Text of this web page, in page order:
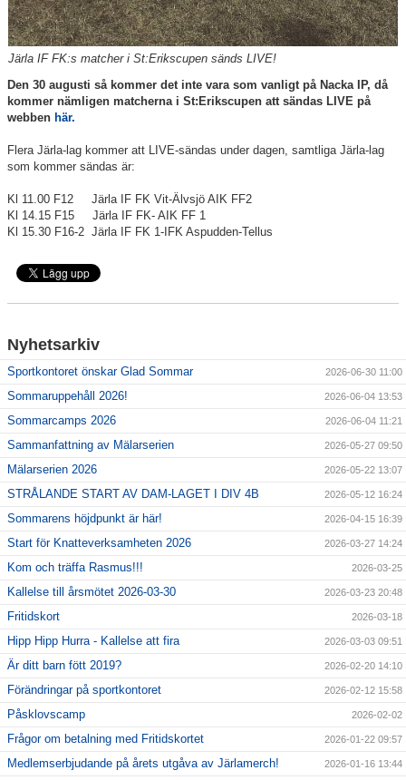
Järla IF FK:s matcher i St:Erikscupen sänds LIVE!
Den 30 augusti så kommer det inte vara som vanligt på Nacka IP, då
kommer nämligen matcherna i St:Erikscupen att sändas LIVE på
webben här.
Flera Järla-lag kommer att LIVE-sändas under dagen, samtliga Järla-lag
som kommer sändas är:
Kl 11.00 F12 Järla IF FK Vit-Älvsjö AIK FF2
Kl 14.15 F15 Järla IF FK- AIK FF 1
Kl 15.30 F16-2 Järla IF FK 1-IFK Aspudden-Tellus
Nyhetsarkiv
Sportkontoret önskar Glad Sommar 2026-06-30 11:00
Sommaruppehåll 2026! 2026-06-04 13:53
Sommarcamps 2026 2026-06-04 11:21
Sammanfattning av Mälarserien 2026-05-27 09:50
Mälarserien 2026 2026-05-22 13:07
STRÅLANDE START AV DAM-LAGET I DIV 4B 2026-05-12 16:24
Sommarens höjdpunkt är här! 2026-04-15 16:39
Start för Knatteverksamheten 2026 2026-03-27 14:24
Kom och träffa Rasmus!!! 2026-03-25
Kallelse till årsmötet 2026-03-30 2026-03-23 20:48
Fritidskort 2026-03-18
Hipp Hipp Hurra - Kallelse att fira 2026-03-03 09:51
Är ditt barn fött 2019? 2026-02-20 14:10
Förändringar på sportkontoret 2026-02-12 15:58
Påsklovscamp 2026-02-02
Frågor om betalning med Fritidskortet 2026-01-22 09:57
Medlemserbjudande på årets utgåva av Järlamerch! 2026-01-16 13:44